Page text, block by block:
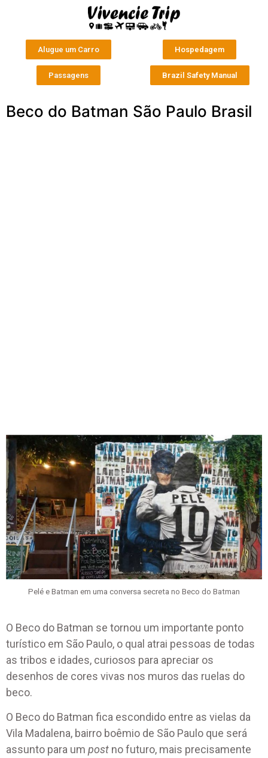
Alugue um Carro Hospedagem
Passagens Brazil Safety Manual
Beco do Batman São Paulo Brasil
Pelé e Batman em uma conversa secreta no Beco do Batman
O Beco do Batman se tornou um importante ponto
turístico em São Paulo, o qual atrai pessoas de todas
as tribos e idades, curiosos para apreciar os
desenhos de cores vivas nos muros das ruelas do
beco.
O Beco do Batman fica escondido entre as vielas da
Vila Madalena, bairro boêmio de São Paulo que será
assunto para um post no futuro, mais precisamente